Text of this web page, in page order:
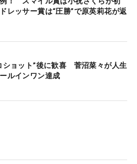
スト ボーケイSM10（Dynamic
ケイWWプロト（Dynamic
#7 S
Pro V1
レッサー賞は“圧勝”で原英莉花が返
ショット”後に歓喜 菅沼菜々が人生
ルインワン達成